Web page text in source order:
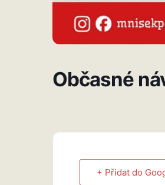
Občasné
+ Přidat do